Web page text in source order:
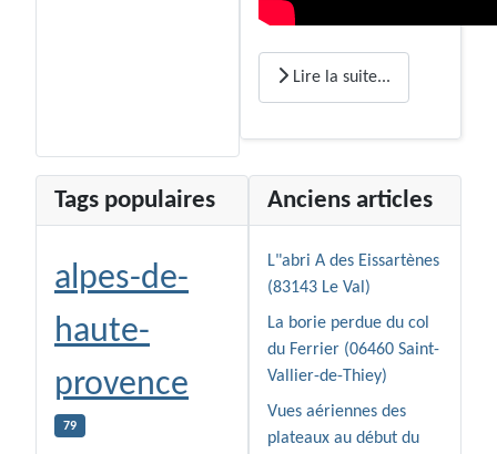
Lire la suite...
Tags populaires
alpes-de-
haute-
provence
79
Anciens articles
L"abri A des Eissartènes
(83143 Le Val)
La borie perdue du col
du Ferrier (06460 Saint-
Vallier-de-Thiey)
Vues aériennes des
plateaux au début du